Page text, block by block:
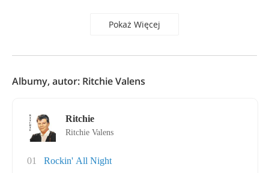
Pokaż Więcej
Albumy, autor: Ritchie Valens
Ritchie
Ritchie Valens
01
Rockin' All Night